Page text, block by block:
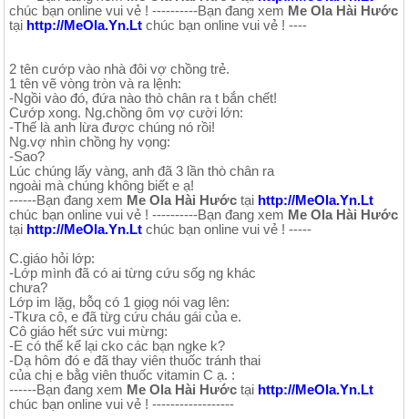
chúc bạn online vui vẻ ! ----------Bạn đang xem Me Ola Hài Hước
tại http://MeOla.Yn.Lt chúc bạn online vui vẻ ! ----
2 tên cướp vào nhà đôi vợ chồng trẻ.
1 tên vẽ vòng tròn và ra lệnh:
-Ngồi vào đó, đứa nào thò chân ra t bắn chết!
Cướp xong. Ng.chồng ôm vợ cười lớn:
-Thế là anh lừa được chúng nó rồi!
Ng.vợ nhìn chồng hy vọng:
-Sao?
Lúc chúng lấy vàng, anh đã 3 lần thò chân ra
ngoài mà chúng không biết e ạ!
------Bạn đang xem Me Ola Hài Hước tại http://MeOla.Yn.Lt
chúc bạn online vui vẻ ! ----------Bạn đang xem Me Ola Hài Hước
tại http://MeOla.Yn.Lt chúc bạn online vui vẻ ! -----
C.giáo hỏi lớp:
-Lớp mình đã có ai từng cứu sốg ng khác
chưa?
Lớp im lặg, bỗq có 1 giọg nói vag lên:
-Tkưa cô, e đã từg cứu cháu gái của e.
Cô giáo hết sức vui mừng:
-E có thể kể lại cko các bạn ngke k?
-Dạ hôm đó e đã thay viên thuốc tránh thai
của chị e bằg viên thuốc vitamin C ạ. :
------Bạn đang xem Me Ola Hài Hước tại http://MeOla.Yn.Lt
chúc bạn online vui vẻ ! ------------------